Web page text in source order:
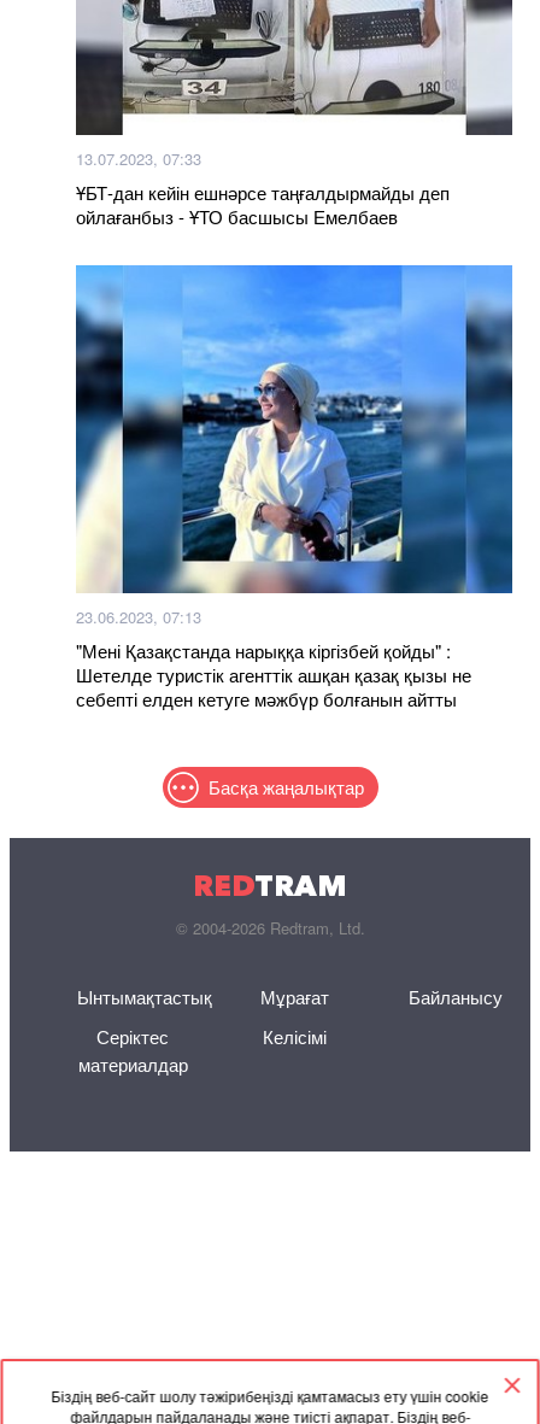
Біздің веб-сайт шолу тәжірибеңізді қамтамасыз ету үшін cookie
файлдарын пайдаланады және тиісті ақпарат. Біздің веб-
13.07.2023, 07:33
ҰБТ-дан кейін ешнәрсе таңғалдырмайды деп
ойлағанбыз - ҰТО басшысы Емелбаев
23.06.2023, 07:13
"Мені Қазақстанда нарыққа кіргізбей қойды" :
Шетелде туристік агенттік ашқан қазақ қызы не
себепті елден кетуге мәжбүр болғанын айтты
Басқа жаңалықтар
REDTRAM
© 2004-2026 Redtram, Ltd.
Ынтымақтастық
Серіктес
материалдар
Мұрағат
Келісімі
Байланысу